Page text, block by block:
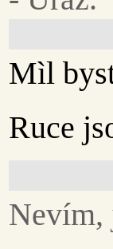
Mìl
Ruce
Nevím,